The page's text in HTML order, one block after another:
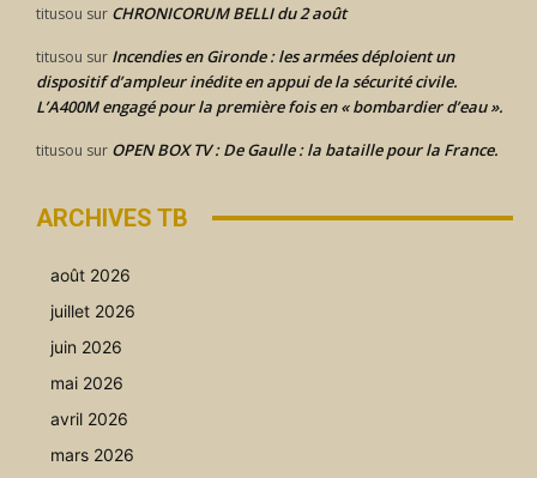
titusou sur CHRONICORUM BELLI du 2 août
titusou sur Incendies en Gironde : les armées déploient un
dispositif d’ampleur inédite en appui de la sécurité civile.
L’A400M engagé pour la première fois en « bombardier d’eau ».
titusou sur OPEN BOX TV : De Gaulle : la bataille pour la France.
ARCHIVES TB
août 2026
juillet 2026
juin 2026
mai 2026
avril 2026
mars 2026